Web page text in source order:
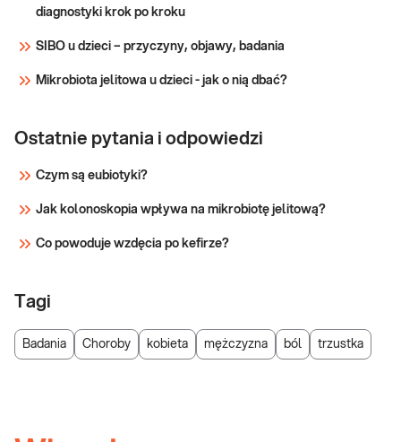
diagnostyki krok po kroku
SIBO u dzieci – przyczyny, objawy, badania
Mikrobiota jelitowa u dzieci - jak o nią dbać?
Ostatnie pytania i odpowiedzi
Czym są eubiotyki?
Jak kolonoskopia wpływa na mikrobiotę jelitową?
Co powoduje wzdęcia po kefirze?
Tagi
Badania Choroby kobieta mężczyzna ból trzustka